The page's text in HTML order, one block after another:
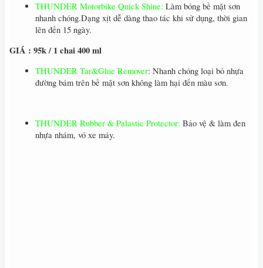
THUNDER Motorbike Quick Shine: Làm bóng bề mặt sơn
nhanh chóng.Dạng xịt dễ dàng thao tác khi sử dụng, thời gian
lên đến 15 ngày.
GIÁ : 95k / 1 chai 400 ml
THUNDER Tar&Glue Remover: Nhanh chóng loại bỏ nhựa
đường bám trên bề mặt sơn không làm hại đến màu sơn.
THUNDER Rubber & Palastic Protector: Bảo vệ & làm đen
nhựa nhám, vỏ xe máy.